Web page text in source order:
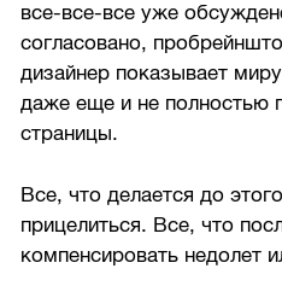
все-все-все уже
согласовано,
дизайнер показывает
даже еще и не полностью
страницы.
Все, что делается до
прицелиться. Все, что
компенсировать недолет